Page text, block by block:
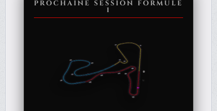
PROCHAINE SESSION FORMULE
1